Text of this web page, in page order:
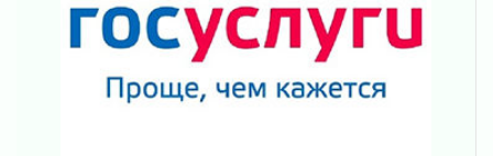
03 августа 2026
Уроки безопасности для детей и взрослых
Ленобласть отмечает День Воздушно-